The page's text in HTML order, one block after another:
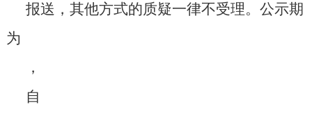
报送，其他方式的质疑一律不受理。公示期
为
，
自